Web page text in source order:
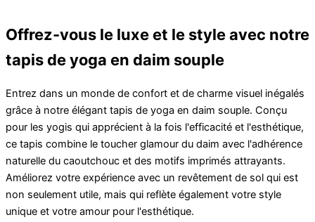
Offrez-vous le luxe et le style avec notre
tapis de yoga en daim souple
Entrez dans un monde de confort et de charme visuel inégalés
grâce à notre élégant tapis de yoga en daim souple. Conçu
pour les yogis qui apprécient à la fois l'efficacité et l'esthétique,
ce tapis combine le toucher glamour du daim avec l'adhérence
naturelle du caoutchouc et des motifs imprimés attrayants.
Améliorez votre expérience avec un revêtement de sol qui est
non seulement utile, mais qui reflète également votre style
unique et votre amour pour l'esthétique.